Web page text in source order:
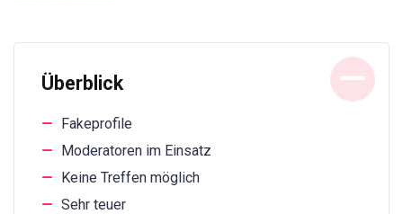
Überblick
Fakeprofile
Moderatoren im Einsatz
Keine Treffen möglich
Sehr teuer